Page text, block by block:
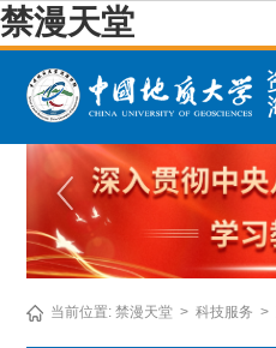
禁漫天堂
当前位置:禁漫天堂 > 科技服务 >